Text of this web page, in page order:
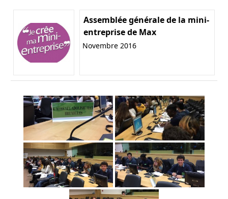
Assemblée générale de la mini-
entreprise de Max
Novembre 2016